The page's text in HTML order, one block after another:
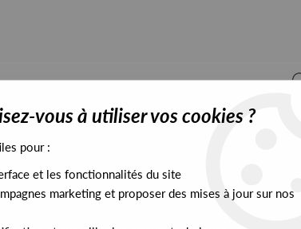
EXCLUSIVES PRESALES EXCLUSIVES
vous à utiliser vos cookies ?
pour :
et les fonctionnalités du site
marketing et proposer des mises à jour sur nos